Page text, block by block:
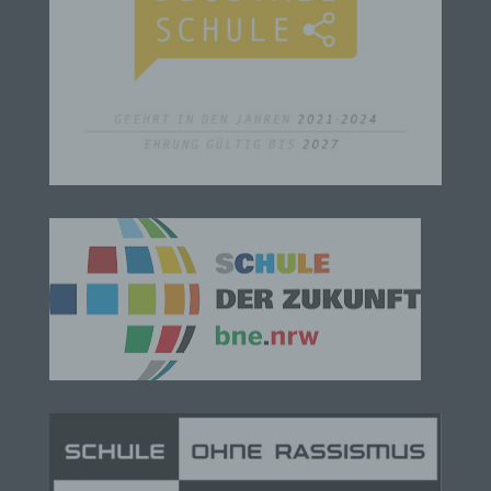
verwendet werden, um bestimmte persönliche
Aspekte, die sich auf eine natürliche Person
beziehen, zu bewerten, insbesondere, um Aspekte
bezüglich Arbeitsleistung, wirtschaftlicher Lage,
Zuverlässigkeit, Verhalten, Aufenthaltsort oder
Ortswechsel dieser natürlichen Person zu
Pseudonymisierung ist die Verarbeitung
personenbezogener Daten in einer Weise, auf
welche die personenbezogenen Daten ohne
Hinzuziehung zusätzlicher Informationen nicht
mehr einer spezifischen betroffenen Person
zugeordnet werden können, sofern diese
zusätzlichen Informationen gesondert aufbewahrt
Maßnahmen unterliegen, die gewährleisten, dass
die personenbezogenen Daten nicht einer
identifizierten oder identifizierbaren natürlichen
Person zugewiesen werden.